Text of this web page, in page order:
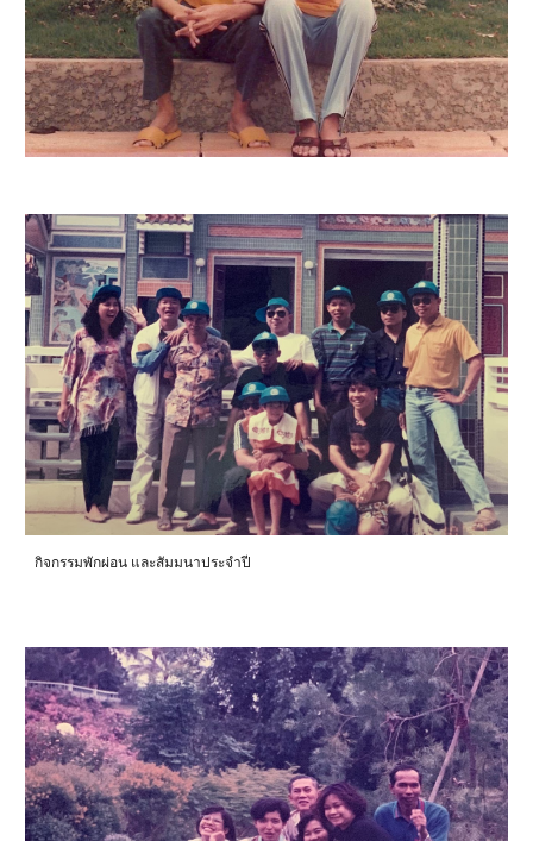
กิจกรรมพักผ่อน และสัมมนาประจำปี